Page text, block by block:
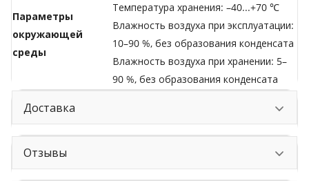
Параметры
окружающей
среды
Температура хранения: –40...+70 ℃
Влажность воздуха при эксплуатации:
10–90 %, без образования конденсата
Влажность воздуха при хранении: 5–
90 %, без образования конденсата
Доставка
Отзывы